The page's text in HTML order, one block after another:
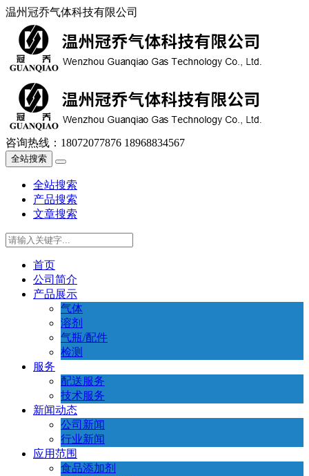
温州冠乔气体科技有限公司
咨询热线： 18072077876 18968834567
全站搜索
全站搜索
产品搜索
文章搜索
首页
公司简介
产品展示
气体
溶剂
气瓶/配件
检测
服务
配送服务
技术服务
新闻动态
公司新闻
行业新闻
应用范围
食品添加剂